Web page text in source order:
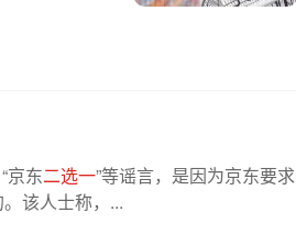
京东二选一”等谣言，是因为京东要求
该人士称，...